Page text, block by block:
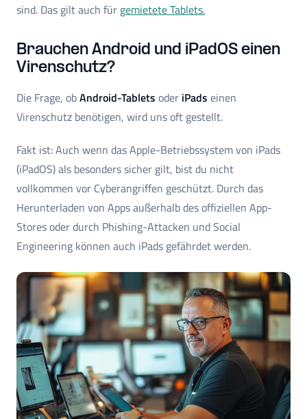
sind. Das gilt auch für gemietete Tablets.
Brauchen Android und iPadOS einen
Virenschutz?
Die Frage, obAndroid-Tablets oder iPads einen
Virenschutz benötigen, wird uns oft gestellt.
Fakt ist: Auch wenn das Apple-Betriebssystem von iPads
(iPadOS) als besonders sicher gilt, bist du nicht
vollkommen vor Cyberangriffen geschützt. Durch das
Herunterladen von Apps außerhalb des offiziellen App-
Stores oder durch Phishing-Attacken und Social
Engineering können auch iPads gefährdet werden.